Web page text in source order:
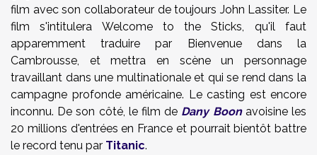
film avec son collaborateur de toujours John Lassiter. Le
film s'intitulera Welcome to the Sticks, qu'il faut
apparemment traduire par Bienvenue dans la
Cambrousse, et mettra en scène un personnage
travaillant dans une multinationale et qui se rend dans la
campagne profonde américaine. Le casting est encore
inconnu. De son côté, le film de Dany Boonavoisine les
20 millions d'entrées en France et pourrait bientôt battre
le record tenu par Titanic.